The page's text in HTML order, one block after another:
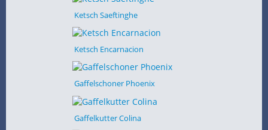
Ketsch Saeftinghe
Ketsch Encarnacion
Gaffelschoner Phoenix
Gaffelkutter Colina